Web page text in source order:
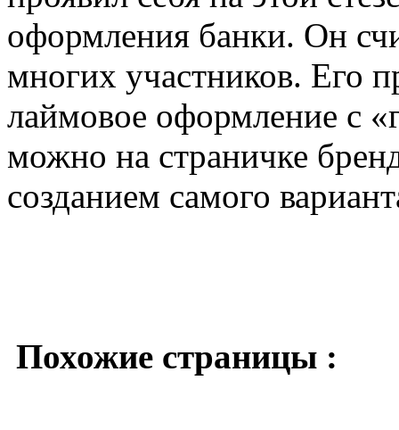
оформления банки. Он
многих участников. Его
лаймовое оформление с
можно на страничке
созданием самого
Похожие страницы :